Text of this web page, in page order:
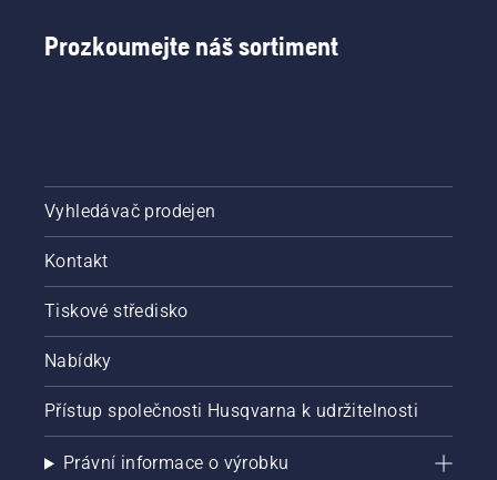
a bujného
Prozkoumejte náš sortiment
Vyhledávač prodejen
Kontakt
Tiskové středisko
Nabídky
Přístup společnosti Husqvarna k udržitelnosti
Právní informace o výrobku